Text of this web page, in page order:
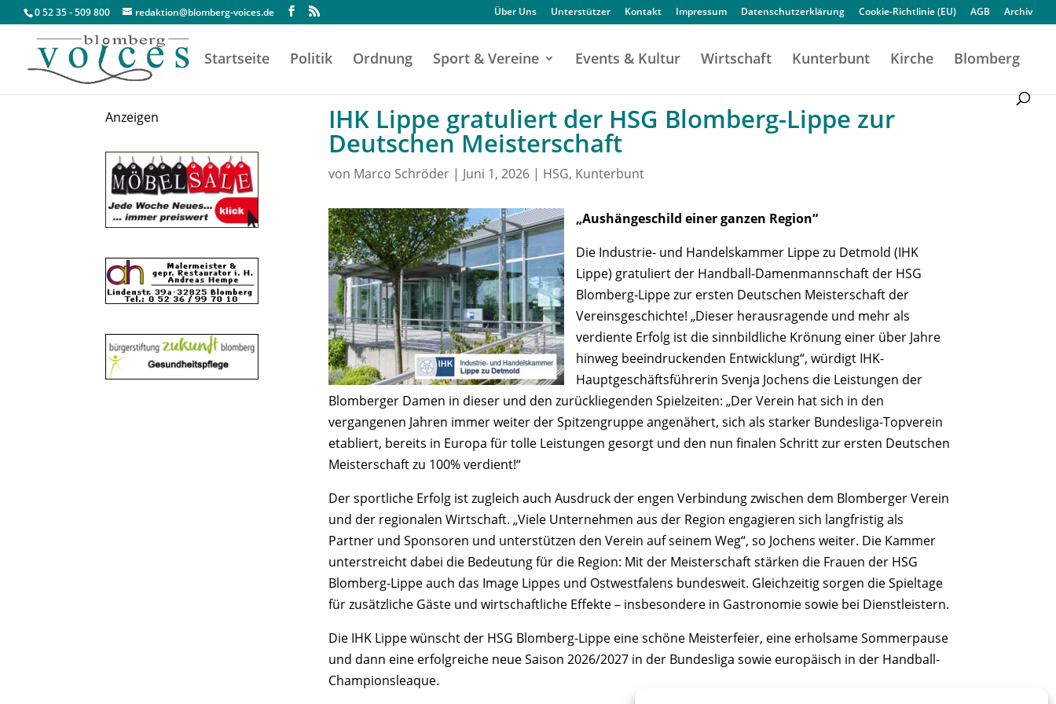
0 52 35 - 509 800 redaktion@blomberg-voices.de Über Uns Unterstützer Kontakt Impressum Datenschutzerklärung Cookie-Richtlinie (EU) AGB Archiv
Startseite Politik Ordnung Sport & Vereine Events & Kultur Wirtschaft Kunterbunt Kirche Blomberg
Anzeigen IHK Lippe gratuliert der HSG Blomberg-Lippe zur
Deutschen Meisterschaft
von Marco Schröder| Juni 1, 2026| HSG, Kunterbunt
„Aushängeschild einer ganzen Region“
Die Industrie‑ und Handelskammer Lippe zu Detmold (IHK
Lippe) gratuliert der Handball-Damenmannschaft der HSG
Blomberg-Lippe zur ersten Deutschen Meisterschaft der
Vereinsgeschichte! „Dieser herausragende und mehr als
verdiente Erfolg ist die sinnbildliche Krönung einer über Jahre
hinweg beeindruckenden Entwicklung“, würdigt IHK-
Hauptgeschäftsführerin Svenja Jochens die Leistungen der
Blomberger Damen in dieser und den zurückliegenden Spielzeiten: „Der Verein hat sich in den
vergangenen Jahren immer weiter der Spitzengruppe angenähert, sich als starker Bundesliga-Topverein
etabliert, bereits in Europa für tolle Leistungen gesorgt und den nun finalen Schritt zur ersten Deutschen
Meisterschaft zu 100% verdient!“
Der sportliche Erfolg ist zugleich auch Ausdruck der engen Verbindung zwischen dem Blomberger Verein
und der regionalen Wirtschaft. „Viele Unternehmen aus der Region engagieren sich langfristig als
Partner und Sponsoren und unterstützen den Verein auf seinem Weg“, so Jochens weiter. Die Kammer
unterstreicht dabei die Bedeutung für die Region: Mit der Meisterschaft stärken die Frauen der HSG
Blomberg-Lippe auch das Image Lippes und Ostwestfalens bundesweit. Gleichzeitig sorgen die Spieltage
für zusätzliche Gäste und wirtschaftliche Effekte – insbesondere in Gastronomie sowie bei Dienstleistern.
Die IHK Lippe wünscht der HSG Blomberg-Lippe eine schöne Meisterfeier, eine erholsame Sommerpause
und dann eine erfolgreiche neue Saison 2026/2027 in der Bundesliga sowie europäisch in der Handball-
Championsleaque.